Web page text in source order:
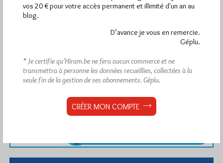
vos 20 € pour votre accès permanent et illimité d'un an au
blog.
D’avance je vous en remercie.
Géplu.
* Je certifie qu’Hiram.be ne fera aucun commerce et ne
transmettra à personne les données recueillies, collectées à la
seule fin de la gestion de ses abonnements. Géplu.
CRÉER MON COMPTE